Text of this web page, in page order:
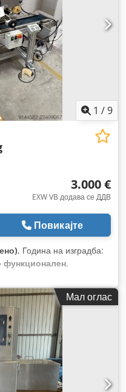
1 /9
3.000 €
EXW VB додава се ДДВ
Повикајте
, Година на изградба:
функционален,
Мал оглас